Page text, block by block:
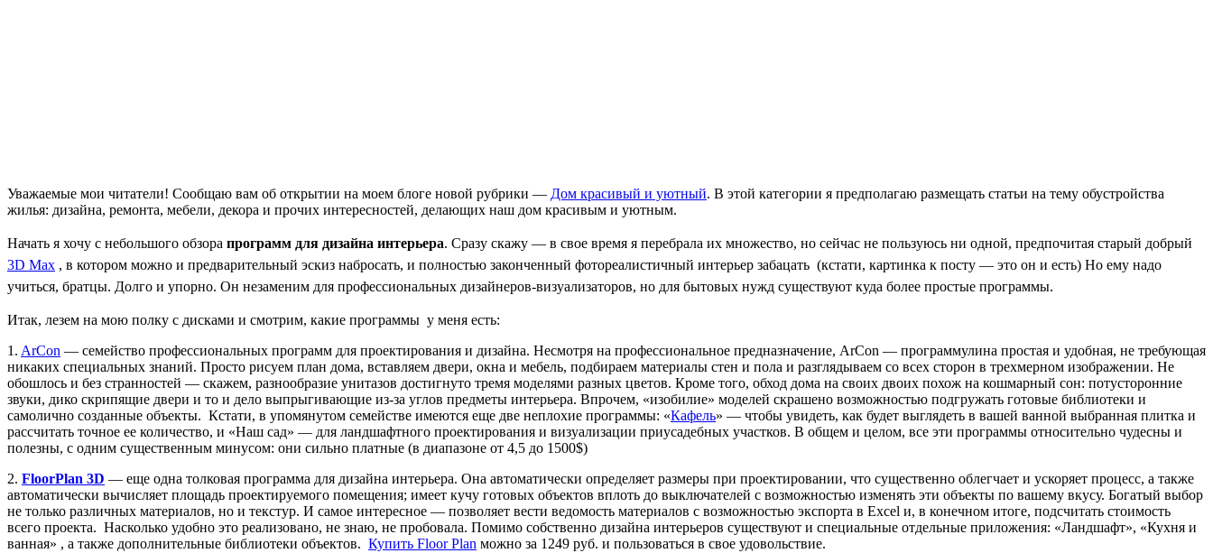
Уважаемые мои читатели! Сообщаю вам об открытии на моем блоге новой рубрики — Дом красивый и уютный. В этой категории я предполагаю размещать статьи на тему обустройства
жилья: дизайна, ремонта, мебели, декора и прочих интересностей, делающих наш дом красивым и уютным.
Начать я хочу с небольшого обзора программ для дизайна интерьера. Сразу скажу — в свое время я перебрала их множество, но сейчас не пользуюсь ни одной, предпочитая старый добрый
3D Max , в котором можно и предварительный эскиз набросать, и полностью законченный фотореалистичный интерьер забацать (кстати, картинка к посту — это он и есть) Но ему надо
учиться, братцы. Долго и упорно. Он незаменим для профессиональных дизайнеров-визуализаторов, но для бытовых нужд существуют куда более простые программы.
Итак, лезем на мою полку с дисками и смотрим, какие программы у меня есть:
1. ArCon — семейство профессиональных программ для проектирования и дизайна. Несмотря на профессиональное предназначение, ArCon — программулина простая и удобная, не требующая
никаких специальных знаний. Просто рисуем план дома, вставляем двери, окна и мебель, подбираем материалы стен и пола и разглядываем со всех сторон в трехмерном изображении. Не
обошлось и без странностей — скажем, разнообразие унитазов достигнуто тремя моделями разных цветов. Кроме того, обход дома на своих двоих похож на кошмарный сон: потусторонние
звуки, дико скрипящие двери и то и дело выпрыгивающие из-за углов предметы интерьера. Впрочем, «изобилие» моделей скрашено возможностью подгружать готовые библиотеки и
самолично созданные объекты. Кстати, в упомянутом семействе имеются еще две неплохие программы: «Кафель» — чтобы увидеть, как будет выглядеть в вашей ванной выбранная плитка и
рассчитать точное ее количество, и «Наш сад» — для ландшафтного проектирования и визуализации приусадебных участков. В общем и целом, все эти программы относительно чудесны и
полезны, с одним существенным минусом: они сильно платные (в диапазоне от 4,5 до 1500$)
2. FloorPlan 3D — еще одна толковая программа для дизайна интерьера. Она автоматически определяет размеры при проектировании, что существенно облегчает и ускоряет процесс, а также
автоматически вычисляет площадь проектируемого помещения; имеет кучу готовых объектов вплоть до выключателей с возможностью изменять эти объекты по вашему вкусу. Богатый выбор
не только различных материалов, но и текстур. И самое интересное — позволяет вести ведомость материалов с возможностью экспорта в Excel и, в конечном итоге, подсчитать стоимость
всего проекта. Насколько удобно это реализовано, не знаю, не пробовала. Помимо собственно дизайна интерьеров существуют и специальные отдельные приложения: «Ландшафт», «Кухня и
ванная» , а также дополнительные библиотеки объектов. Купить Floor Plan можно за 1249 руб. и пользоваться в свое удовольствие.